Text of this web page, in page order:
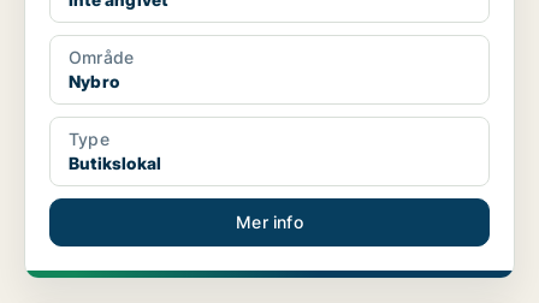
Område
Nybro
Type
Butikslokal
Mer info